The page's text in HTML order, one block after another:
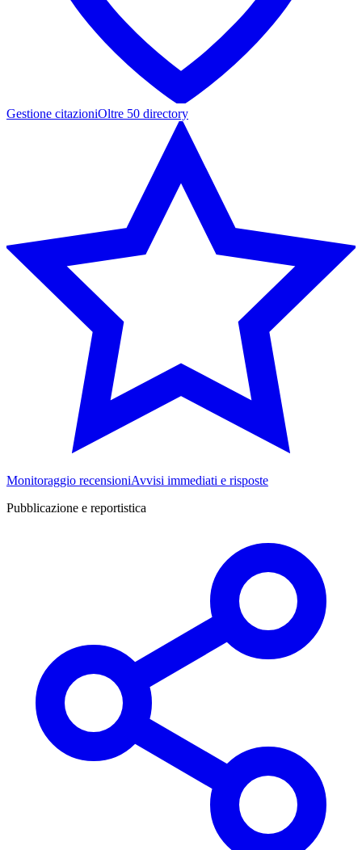
Gestione citazioniOltre 50 directory
Monitoraggio recensioniAvvisi immediati e risposte
Pubblicazione e reportistica